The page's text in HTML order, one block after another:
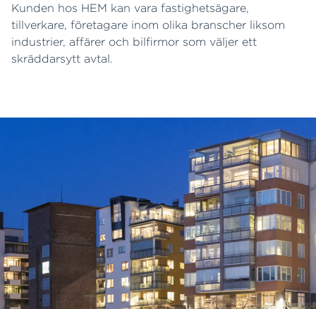
Kunden hos HEM kan vara fastighetsägare,
tillverkare, företagare inom olika branscher liksom
industrier, affärer och bilfirmor som väljer ett
skräddarsytt avtal.